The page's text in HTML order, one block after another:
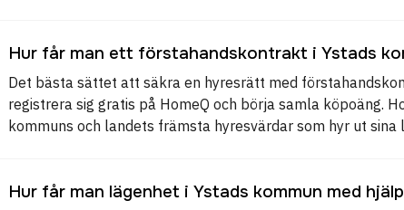
Hur får man ett förstahandskontrakt i Ystads
Det bästa sättet att säkra en hyresrätt med
registrera sig gratis på HomeQ och börja samla köpoäng.
kommuns och landets främsta hyresvärdar som hyr ut sina
Hur får man lägenhet i Ystads kommun med